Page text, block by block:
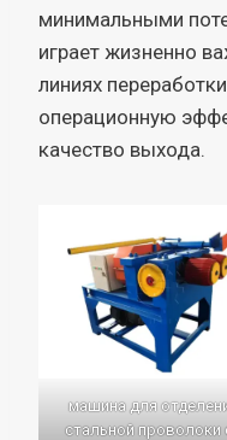
минимальными
играет жизненно
линиях
операционную
качество выхода.
машина для
стальной проволоки